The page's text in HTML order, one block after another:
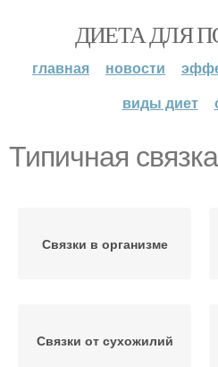
ДИЕТА ДЛЯ
главная новости
виды диет
Типичная связка
Связки в организме
Связки от сухожилий